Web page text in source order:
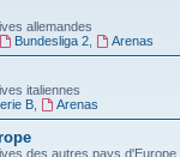
allemandes
Bundesliga 2, Arenas
italiennes
B, Arenas
des autres pays d'Europe